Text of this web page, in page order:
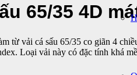
65/35 4D
từ vải cá sấu 65/35 co giãn 4
Loại vải này có đặc tính khá